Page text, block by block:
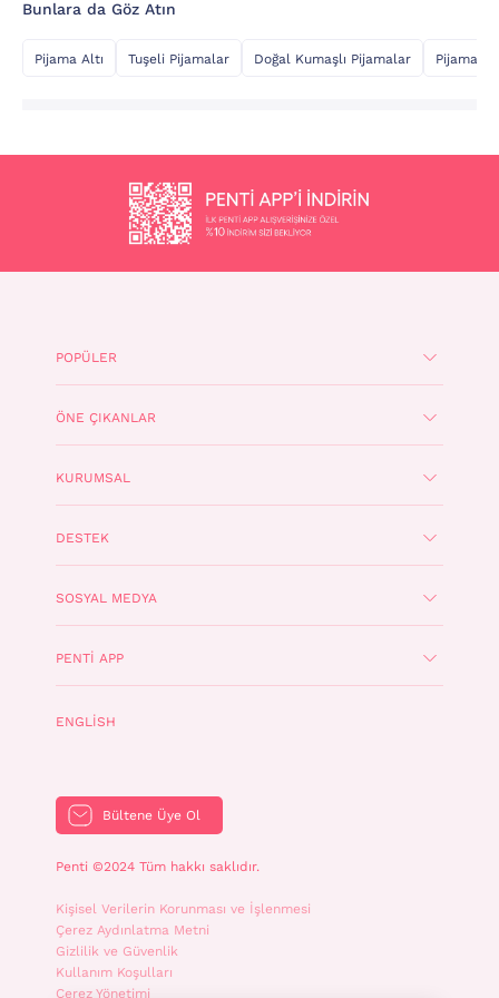
Bunlara da Göz Atın
Pijama Altı Tuşeli Pijamalar Doğal Kumaşlı Pijamalar Pijama
POPÜLER
ÖNE ÇIKANLAR
KURUMSAL
DESTEK
SOSYAL MEDYA
PENTI APP
ENGLISH
Bültene Üye Ol
Penti ©2024 Tüm hakkı saklıdır.
Kişisel Verilerin Korunması ve İşlenmesi
Çerez Aydınlatma Metni
Gizlilik ve Güvenlik
Kullanım Koşulları
Çerez Yönetimi